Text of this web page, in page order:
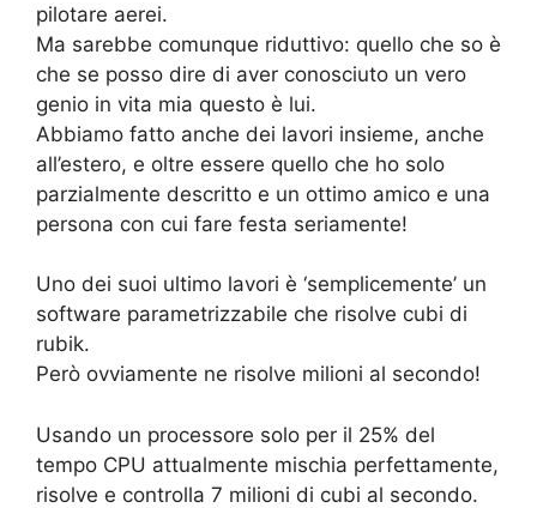
pilotare aerei.
Ma sarebbe comunque riduttivo: quello che so è
che se posso dire di aver conosciuto un vero
genio in vita mia questo è lui.
Abbiamo fatto anche dei lavori insieme, anche
all’estero, e oltre essere quello che ho solo
parzialmente descritto e un ottimo amico e una
persona con cui fare festa seriamente!
Uno dei suoi ultimo lavori è ‘semplicemente’ un
software parametrizzabile che risolve cubi di
rubik.
Però ovviamente ne risolve milioni al secondo!
Usando un processore solo per il 25% del
tempo CPU attualmente mischia perfettamente,
risolve e controlla 7 milioni di cubi al secondo.